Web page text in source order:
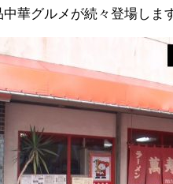
華グルメが続々登場しま